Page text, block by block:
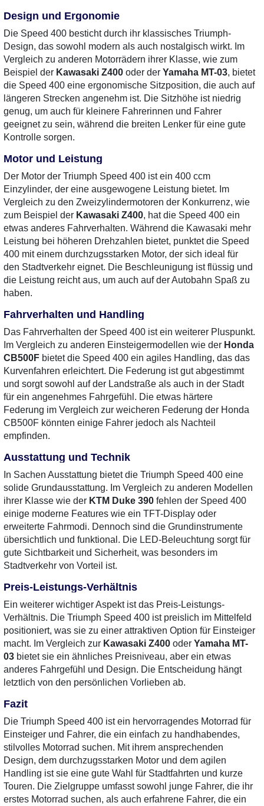
Design und Ergonomie
Die Speed 400 besticht durch ihr klassisches Triumph-
Design, das sowohl modern als auch nostalgisch wirkt. Im
Vergleich zu anderen Motorrädern ihrer Klasse, wie zum
Beispiel der Kawasaki Z400 oder der Yamaha MT-03, bietet
die Speed 400 eine ergonomische Sitzposition, die auch auf
längeren Strecken angenehm ist. Die Sitzhöhe ist niedrig
genug, um auch für kleinere Fahrerinnen und Fahrer
geeignet zu sein, während die breiten Lenker für eine gute
Kontrolle sorgen.
Motor und Leistung
Der Motor der Triumph Speed 400 ist ein 400 ccm
Einzylinder, der eine ausgewogene Leistung bietet. Im
Vergleich zu den Zweizylindermotoren der Konkurrenz, wie
zum Beispiel der Kawasaki Z400, hat die Speed 400 ein
etwas anderes Fahrverhalten. Während die Kawasaki mehr
Leistung bei höheren Drehzahlen bietet, punktet die Speed
400 mit einem durchzugsstarken Motor, der sich ideal für
den Stadtverkehr eignet. Die Beschleunigung ist flüssig und
die Leistung reicht aus, um auch auf der Autobahn Spaß zu
haben.
Fahrverhalten und Handling
Das Fahrverhalten der Speed 400 ist ein weiterer Pluspunkt.
Im Vergleich zu anderen Einsteigermodellen wie der Honda
CB500F bietet die Speed 400 ein agiles Handling, das das
Kurvenfahren erleichtert. Die Federung ist gut abgestimmt
und sorgt sowohl auf der Landstraße als auch in der Stadt
für ein angenehmes Fahrgefühl. Die etwas härtere
Federung im Vergleich zur weicheren Federung der Honda
CB500F könnten einige Fahrer jedoch als Nachteil
empfinden.
Ausstattung und Technik
In Sachen Ausstattung bietet die Triumph Speed 400 eine
solide Grundausstattung. Im Vergleich zu anderen Modellen
ihrer Klasse wie der KTM Duke 390 fehlen der Speed 400
einige moderne Features wie ein TFT-Display oder
erweiterte Fahrmodi. Dennoch sind die Grundinstrumente
übersichtlich und funktional. Die LED-Beleuchtung sorgt für
gute Sichtbarkeit und Sicherheit, was besonders im
Stadtverkehr von Vorteil ist.
Preis-Leistungs-Verhältnis
Ein weiterer wichtiger Aspekt ist das Preis-Leistungs-
Verhältnis. Die Triumph Speed 400 ist preislich im Mittelfeld
positioniert, was sie zu einer attraktiven Option für Einsteiger
macht. Im Vergleich zur Kawasaki Z400 oder Yamaha MT-
03 bietet sie ein ähnliches Preisniveau, aber ein etwas
anderes Fahrgefühl und Design. Die Entscheidung hängt
letztlich von den persönlichen Vorlieben ab.
Fazit
Die Triumph Speed 400 ist ein hervorragendes Motorrad für
Einsteiger und Fahrer, die ein einfach zu handhabendes,
stilvolles Motorrad suchen. Mit ihrem ansprechenden
Design, dem durchzugsstarken Motor und dem agilen
Handling ist sie eine gute Wahl für Stadtfahrten und kurze
Touren. Die Zielgruppe umfasst sowohl junge Fahrer, die ihr
erstes Motorrad suchen, als auch erfahrene Fahrer, die ein